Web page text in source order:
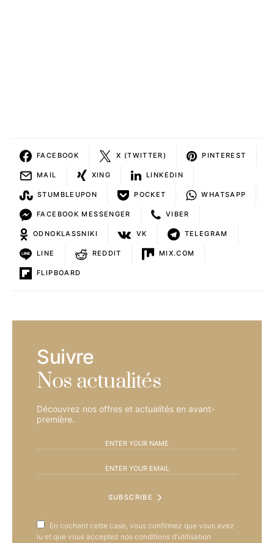
FACEBOOK X (TWITTER) PINTEREST
MAIL XING LINKEDIN
STUMBLEUPON POCKET WHATSAPP
FACEBOOK MESSENGER VIBER
ODNOKLASSNIKI VK TELEGRAM
LINE REDDIT MIX.COM
FLIPBOARD
Suivre
Nos actualités
Découvrez nos offres et actualités en avant-
première.
SUBSCRIBE
En cochant cette case, vous confirmez que vous avez
lu et que vous acceptez nos conditions d'utilisation